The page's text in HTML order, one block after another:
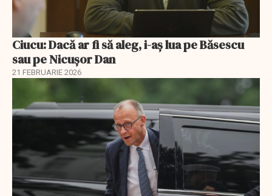
Ciucu: Dacă ar fi să aleg, i-aș lua pe Băsescu
sau pe Nicușor Dan
21 FEBRUARIE 2026